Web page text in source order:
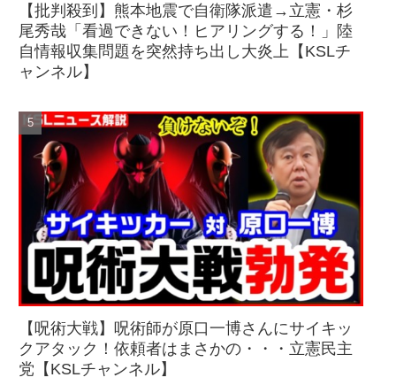
【批判殺到】熊本地震で自衛隊派遣→立憲・杉
尾秀哉「看過できない！ヒアリングする！」陸
自情報収集問題を突然持ち出し大炎上【KSLチ
ャンネル】
【呪術大戦】呪術師が原口一博さんにサイキッ
クアタック！依頼者はまさかの・・・立憲民主
党【KSLチャンネル】